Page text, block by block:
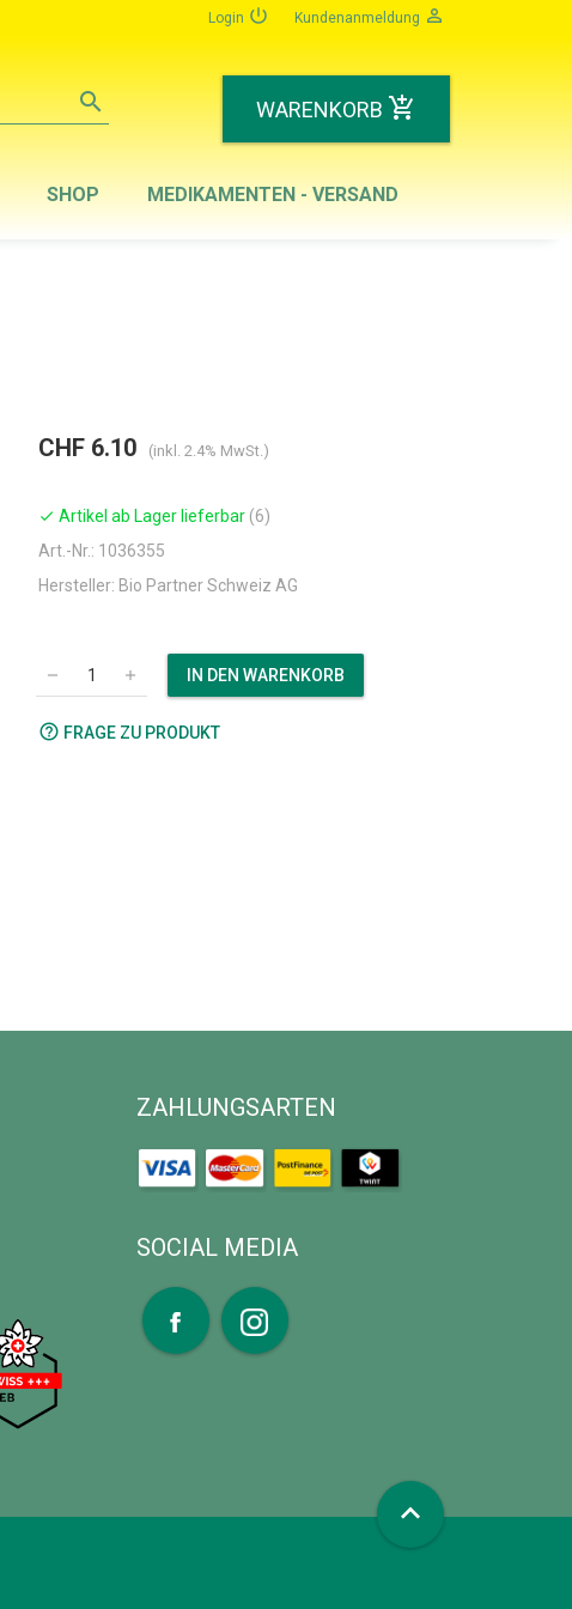
Login power_settings_new Kundenanmeldung person_outline
search WARENKORB add_shopping_cart
SHOP MEDIKAMENTEN - VERSAND
CHF 6.10 (inkl. 2.4% MwSt.)
check Artikel ab Lager lieferbar (6)
Art.-Nr.: 1036355
Hersteller: Bio Partner Schweiz AG
remove add IN DEN WARENKORB
help_outline FRAGE ZU PRODUKT
ZAHLUNGSARTEN
SOCIAL MEDIA
expand_less